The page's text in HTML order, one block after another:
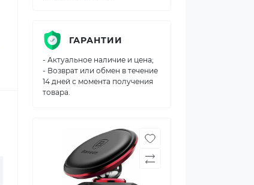
ГАРАНТИИ
- Актуальное наличие и цена;
- Возврат или обмен в течение
14 дней с момента получения
товара.